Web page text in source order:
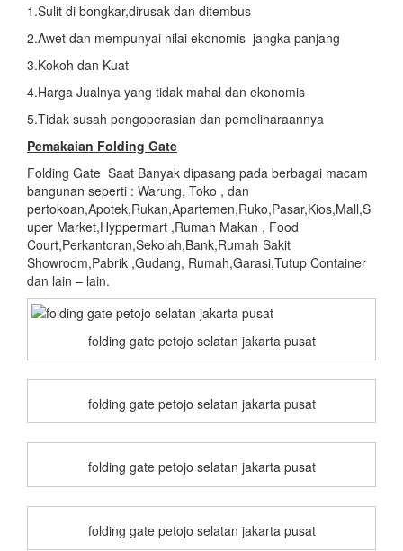
1.Sulit di bongkar,dirusak dan ditembus
2.Awet dan mempunyai nilai ekonomis jangka panjang
3.Kokoh dan Kuat
4.Harga Jualnya yang tidak mahal dan ekonomis
5.Tidak susah pengoperasian dan pemeliharaannya
Pemakaian Folding Gate
Folding Gate Saat Banyak dipasang pada berbagai macam
bangunan seperti : Warung, Toko , dan
pertokoan,Apotek,Rukan,Apartemen,Ruko,Pasar,Kios,Mall,S
uper Market,Hyppermart ,Rumah Makan , Food
Court,Perkantoran,Sekolah,Bank,Rumah Sakit
Showroom,Pabrik ,Gudang, Rumah,Garasi,Tutup Container
dan lain – lain.
folding gate petojo selatan jakarta pusat
folding gate petojo selatan jakarta pusat
folding gate petojo selatan jakarta pusat
folding gate petojo selatan jakarta pusat